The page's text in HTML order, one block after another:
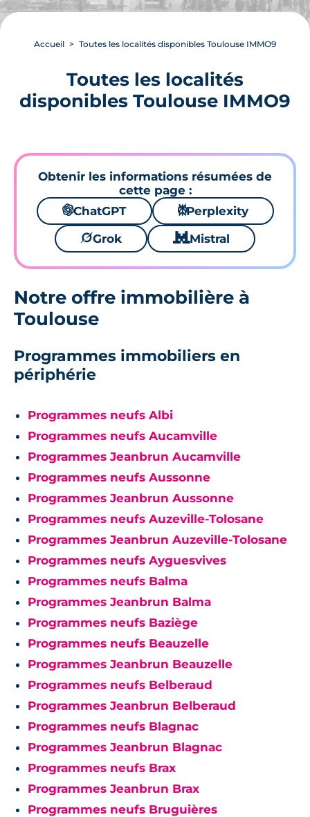
Accueil Toutes les localités disponibles Toulouse IMMO9
Toutes les localités
disponibles Toulouse IMMO9
Obtenir les informations résumées de
cette page :
🌌ChatGPT ⚙Perplexity
🪐Grok 🐱 Mistral
Notre offre immobilière à
Toulouse
Programmes immobiliers en
périphérie
Programmes neufs Albi
Programmes neufs Aucamville
Programmes Jeanbrun Aucamville
Programmes neufs Aussonne
Programmes Jeanbrun Aussonne
Programmes neufs Auzeville-Tolosane
Programmes Jeanbrun Auzeville-Tolosane
Programmes neufs Ayguesvives
Programmes neufs Balma
Programmes Jeanbrun Balma
Programmes neufs Baziège
Programmes neufs Beauzelle
Programmes Jeanbrun Beauzelle
Programmes neufs Belberaud
Programmes Jeanbrun Belberaud
Programmes neufs Blagnac
Programmes Jeanbrun Blagnac
Programmes neufs Brax
Programmes Jeanbrun Brax
Programmes neufs Bruguières